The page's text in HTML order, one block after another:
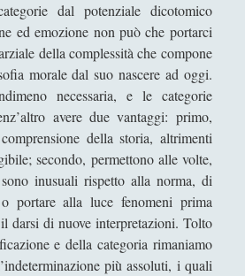
pensiero oltre la Divina Commedia
de taverne (ms. Paris, BnF, fr.
per una nuova edizione critica
cristiana: la patristica
e Opere
Vitale – Filosofia Medievale
11161:4'] = '
dal potenziale dicotomico
ed emozione non può che portarci
della complessità che compone
morale dal suo nascere ad oggi.
necessaria, e le categorie
avere due vantaggi: primo,
della storia, altrimenti
secondo, permettono alle volte,
inusuali rispetto alla norma, di
portare alla luce fenomeni prima
il darsi di nuove interpretazioni. Tolto
e della categoria rimaniamo
più assoluti, i quali